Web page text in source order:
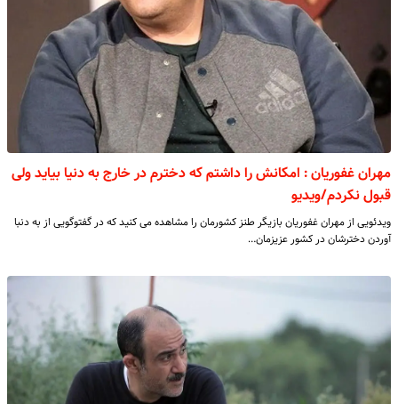
مهران غفوریان : امکانش را داشتم که دخترم در خارج به دنیا بیاید ولی
قبول نکردم/ویدیو
ویدئویی از مهران غفوریان بازیگر طنز کشورمان را مشاهده می کنید که در گفتوگویی از به دنبا
آوردن دخترشان در کشور عزیزمان…